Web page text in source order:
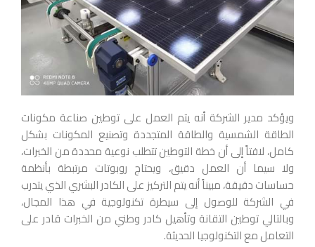
ويؤكد مدير الشركة أنه يتم العمل على توطين صناعة مكونات
الطاقة الشمسية والطاقة المتجددة وتصنيع المكونات بشكل
كامل، لافتاً إلى أن خطة التوطين تتطلب نوعية محددة من الخبرات،
ولا سيما أن العمل دقيق، ويحتاج روبوتات مرتبطة بأنظمة
حساسات دقيقة، مبيناً أنه يتم التركيز على الكادر البشري الذي يتدرب
في الشركة للوصول إلى سيطرة تكنولوجية في هذا المجال،
وبالتالي توطين التقانة وتأهيل كادر وطني من الخبرات قادر على
التعامل مع التكنولوجيا الحديثة.